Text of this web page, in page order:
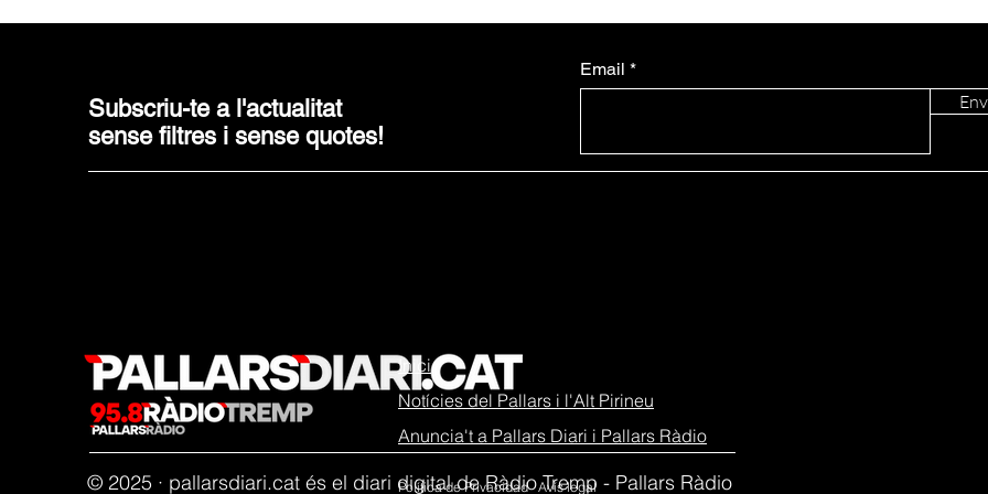
Subscriu-te a l'actualitat
sense filtres i sense quotes!
Email
© 2025 · pallarsdiari.cat és el diari digital de Ràdio Tremp - Pallars Ràdio
Inici
Notícies del Pallars i l'Alt Pirineu
Anuncia't a Pallars Diari i Pallars Ràdio
Política de Privacidad Avís legal